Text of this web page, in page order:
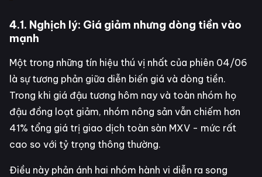
4.1. Nghịch lý: Giá giảm nhưng dòng tiền vào
mạnh
Một trong những tín hiệu thú vị nhất của phiên 04/06
là sự tương phản giữa diễn biến giá và dòng tiền.
Trong khi giá đậu tương hôm nay và toàn nhóm họ
đậu đồng loạt giảm, nhóm nông sản vẫn chiếm hơn
41% tổng giá trị giao dịch toàn sàn MXV - mức rất
cao so với tỷ trọng thông thường.
Điều này phản ánh hai nhóm hành vi diễn ra song